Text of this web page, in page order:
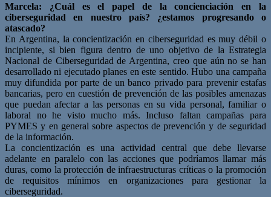
Marcela: ¿Cuál es el papel de la concienciación en la
ciberseguridad en nuestro país? ¿estamos progresando o
atascado?
En Argentina, la concientización en ciberseguridad es muy débil o
incipiente, si bien figura dentro de uno objetivo de la Estrategia
Nacional de Ciberseguridad de Argentina, creo que aún no se han
desarrollado ni ejecutado planes en este sentido. Hubo una campaña
muy difundida por parte de un banco privado para prevenir estafas
bancarias, pero en cuestión de prevención de las posibles amenazas
que puedan afectar a las personas en su vida personal, familiar o
laboral no he visto mucho más. Incluso faltan campañas para
PYMES y en general sobre aspectos de prevención y de seguridad
de la información.
La concientización es una actividad central que debe llevarse
adelante en paralelo con las acciones que podríamos llamar más
duras, como la protección de infraestructuras críticas o la promoción
de requisitos mínimos en organizaciones para gestionar la
ciberseguridad.